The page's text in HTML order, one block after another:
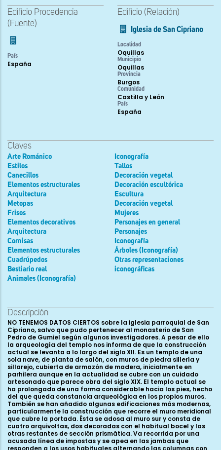
Edificio Procedencia
(Fuente)
País
España
Edificio (Relación)
Iglesia de San Cipriano
Localidad
Oquillas
Municipio
Oquillas
Provincia
Burgos
Comunidad
Castilla y León
País
España
Claves
Arte Románico
Estilos
Canecillos
Elementos estructurales
Arquitectura
Metopas
Frisos
Elementos decorativos
Arquitectura
Cornisas
Elementos estructurales
Cuadrúpedos
Bestiario real
Animales (Iconografía)
Iconografía
Tallos
Decoración vegetal
Decoración escultórica
Escultura
Decoración vegetal
Mujeres
Personajes en general
Personajes
Iconografía
Árboles (Iconografía)
Otras representaciones
iconográficas
Descripción
NO TENEMOS DATOS CIERTOS sobre la iglesia parroquial de San Cipriano, salvo que pudo pertenecer al monasterio de San Pedro de Gumiel según algunos investigadores. A pesar de ello la arqueología del templo nos informa de que la construcción actual se levanta a lo largo del siglo XII. Es un templo de una sola nave, de planta de salón, con muros de piedra sillería y sillarejo, cubierta de armazón de madera, inicialmente en parhilera aunque en la actualidad se cubre con un cuidado artesonado que parece obra del siglo XIX. El templo actual se ha prolongado de una forma considerable hacia los pies, hecho del que queda constancia arqueológica en los propios muros. También se han añadido algunas edificaciones más modernas, particularmente la construcción que recorre el muro meridional que cubre la portada. Ésta se adosa al muro sur y consta de cuatro arquivoltas, dos decoradas con el habitual bocel y las otras restantes de sección prismática. Va recorrida por una acusada línea de impostas y se apea en las jambas que responden a los usos habituales alternando las columnas con el pilar de sección prismática. El tejaroz ha desaparecido o está oculto por la construcción añadida. La cabecera consta de las dos partes habituales: presbiterio recto y capilla absidal semicircular. Se accede al espacio absidal desde el arco triunfal doblado que se apea en pilar y columna entrega. Se cubre con bóveda de medio cañón y horno, en parte oculto tras el retablo barroco que lo cubre. El exterior se remata en la habitual cornisa apeada sobre canecillos. Ópticamente lo articula en tres paños mediante las correspondientes columnas entregas y en el centro coloca una cuidada ventana de tipo portada. Las dos partes en que lo divide las une o separa con un sencillo codillo. En el muro meridional, ocupando parte del presbiterio y capilla absidal, se coloca la torre de planta cuadrada que en parte de su alzado es románica. El primer cuerpo lo cubre con bóveda de cañón colocada en sentido perpendicular al ábside, tiene formas muy macizas y presenta todas las trazas de ser una obra románica aunque ha sufrido importantes reformas e intervenciones. Es una construcción de formas contundentes, bien realizada y expresión del trabajo de un taller muy ligado al mundo del Esgueva. Por el contrario, la escultura monumental del ábside nos indica que estamos ante la obra de un taller muy cercano a los que trabajan en San Pedro de Gumiel y al “expresivo culto” silense como tendremos oportunidad de ver. Por contra, el mundo artístico que vemos en la portada difiere sustancialmente del ábside. Toda la nave norte de este templo va recorrida por la pertinente cornisa que descarga sobre canecillos, un total de treinta y ocho, todos ellos de tipo caveto con moldura de cuarto de caña. El muro meridional nos brinda un panorama similar aunque con un total de treinta y dos ménsulas. Únicamente en el ábside encontramos canecillos con escultura monumental en el sentido estricto del término. Haciendo un detenido repaso y análisis de estos elementos decorados de la cabecera, cabe comenzar diciendo que únicamente quedan algunos canecillos en el presbiterio norte y en la capilla absidal semicircular, pues en la zona meridional nunca los hubo porque ocupa ese espacio la torre. Seguiremos la descripción comenzando por el extremo noroccidental del presbiterio para concluir en el meridional del hemiciclo: 1. Es un ménsula de tipo caveto sin otra decoración que la estructura de cuarto de caña. 2. Un animal coloca las patas sobre el canecillo, extendidas las delanteras y levemente encogidas las traseras. Se coloca de frente pero dando la espalda al espectador. Su cuerpo es casi circular con una espina dorsal bastante significada colocada en posición de alerta y en el momento que va a dar un salto. Presenta todas las características formales y anatómicas de un sapo. Relieve bajo, perfiles levemente excavados, bien acomodado al espacio y un acabado de formas duras y poco cuidadas. 3. Grueso tallo de tronco, bien modelado y formas bastante naturalistas. Se va ondulando, se ramifica acabando en hojas carnosas y entreabiertas que muestran un fruto. Dos de ellas son los extremos mientras que la otra ocupa casi todo el espacio de la ménsula. Presenta todas las características del Árbol de la Vida repleto de frutos. Es un relieve bajo, de labra dura y notables calidades plásticas y ornamentales. Estamos ante una de las formas habituales de interpretar el Árbol de la Vida de los artesanos y talleres ligados al mundo silense. 4. Está completamente perdido. 5. Reptil de cuerpo muy voluminoso, ante todo con una cabeza de unas grandes dimensiones. Coloca el cuerpo en la parte inferior, lo enrosca sobre sí mismo, lo eleva hacia lo alto y luego de describir una elegante incurvación sitúa la cabeza en la parte superior. Tiene las fauces completamente abiertas y una actitud amenazadora. Es un animal monstruoso, con el cuerpo cubierto de escamas, bien marcadas, a base de anillos. Bien pudiera tratarse de la serpiente o dragón que guarda el Árbol de la Vida o intenta apropiarse del mismo. Es un relieve bajo, bien modelado y definido el volumen, de una labra poco minuciosa, perfectamente acomodado al espacio y de una gran calidad compositiva y ornamental. 6. Animal fabuloso de cuerpo y patas de ave y cola de reptil: dragón. Apoya las garras en la parte inferior del canecillo dirigiendo su caminar hacia una de las esquinas, realiza una elegante torsión del cuello y de la cabeza para terminar mirando al punto opuesto. Tiene las alas plegadas al cuerpo en actitud de reposo. La cola de reptil, la enrosca sobre sí misma y la eleva hasta medio cuerpo, naciendo de ella un tallo que termina en la parte superior en un ramillete de flores bastante estilizadas y de labra dura. Es un relieve bajo, bien modelado buscando definir volumen. De un acabado cuidado, de formas duras buscando lo expresionista. Composición de perfil, simétrica y armónica. 7. Composición vegetal de doble tallo carnoso, con los extremos cerrados, en la misma línea que el segundo canecillo, aunque con una composición más simétrica. 8. Es el primero de la capilla absidal. Busto de animal colocado de frente. En la base coloca el poderoso cuello, con cuidado estudio de nervios que le dan notable fuerza expresiva. Tiene orejas pequeñas, extendidas y en estado de alerta; ojos saltones, almendrados y bien definidos por los párpados y la poderosa frente; fauces abiertas y muestrauna poderosa dentadura y la lengua. Describe un gesto burlesco con las comisuras de los labios, que dan al mismoun cierto aire siniestro. Parece tratarse de un animal fabuloso que no podemos identificar cuál es. Es un relieve bajo, con los perfiles bien definidos, de un acabado cuidado, bien modelado y bastante bien realizado. Composición frontal, de formas rígidas, pero bien acomodada al espacio escultórico y de unas grandes calidades plásticas y ornamentales. 9. A media altura del canecillo vemos nacer un tallo, que describe un círculo y al mismo tiempo se va ramificando. El espacio circular lo llena con una gran hoja entreabierta, carnosa y que muestra un fruto. Se ramifica en tres tallos, que acaban igualmente en hojas carnosas, dobladas, entreabiertas y que muestran el fruto. El trabajo de las mismas es cuidado, detallista y con un estudio minucioso de sus nervios y del entramado, además de ejecutar un elegante trepanado. Es un relieve bajo, con el tallo bien modelado, de una realización cuidada y expresionista. Es una composición armoniosa, elegante y que demuestra un gran dominio del espacio. 10. Busto femenino, colocado de frente y ejecutado desde los hombros. La cabeza está tocada con un paño y el brial. Éste ciñe la cara y llega hasta debajo de la barbilla, y aquél cubre toda la cabeza, lo va enrollando en la nuca y termina cayendo elegantemente sobre los hombros. Viste túnica y manto, pero realiza un estudio poco detallista de los pliegues de los mismos. La túnica aparece sujeta al cuello por medio de una abotonadura y una leve cenefa mientras que el segundo cae elegantemente sob re los hombros. El estudio de pliegues es muy sencillo, los vestidos son poco voluminosos y están muy pegados al cuerpo. Es un relieve bajo, con los volúmenes bien definidos logrados al excavar los perfiles, el modelado presenta formas suaves y efectos claroscuristas. Es una labra cuidada y expresionista en el estudio de pliegues y en las facciones de la cara. Está situada de frente, con un cierto aire de solemnidad y majestuosidad y bien acomodado al espacio escultórico. 11. En la base del canecillo hunde sus raíces un tronco que a medida que se eleva se va ramificando. Cada uno de los tallos acaba en una hoja de acanto carnosa, doblada y entreabierta, que muestra el fruto de su interior. Son unas hojas, seis en total, de ejecución expresionista, con un perfecto estudio de nervios, airosamente onduladas y muy naturalistas. El tronco es robusto, bien modelado y ejecutado con un gran sentido de la realidad. Es un relieve bajo, de un acabado duro y detallista y bien acomodado al espacio. 12. Busto de animal fiero, león, colocado de frente. Tiene un robusto y vigoroso cuello que se apoya en la parte inferior del canecillo. Los músculos, de alto valor expresivo, los significa por medio de unas leves incisiones. Presenta una poderosa melena que labra a base de mechones sueltos, desordenados y completamente lisos. Individualiza el estudio de pelos con un leve cincelado a bisel. Orejas pequeñas, en estado de alerta y colocadas lateralmente. Robusta frente cubierta de una tupida melena, ligeramente plana y bastante prominente. Destacan los arcos superciliares, que enmarcan a los ojos saltones y almendrados y los resalta con un elegante trepanado en los extremos de los párpados; nariz muy plana, que se confunde en parte con las facciones de la boca. Ésta está entre abierta y muestra una poderosa dentadura. Es un relieve bajo, con los perfiles levemente excavados. Labra de formas duras, expresio